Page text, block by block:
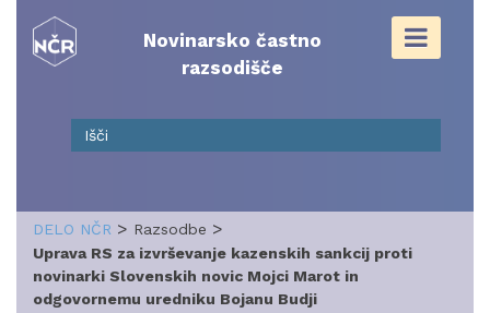
content
Novinarsko častno
razsodišče
DELO NČR > Razsodbe >
Uprava RS za izvrševanje kazenskih sankcij proti
novinarki Slovenskih novic Mojci Marot in
odgovornemu uredniku Bojanu Budji